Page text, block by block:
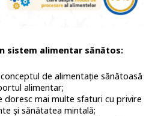
sistem alimentar sănătos:
de alimentație sănătoasă
alimentar;
doresc mai multe sfaturi cu privire
și sănătatea mintală;